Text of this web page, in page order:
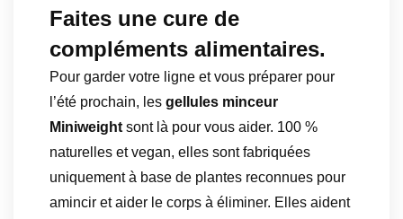
Faites une cure de
compléments alimentaires.
Pour garder votre ligne et vous préparer pour
l’été prochain, les gellules minceur
Miniweight sont là pour vous aider. 100 %
naturelles et vegan, elles sont fabriquées
uniquement à base de plantes reconnues pour
amincir et aider le corps à éliminer. Elles aident